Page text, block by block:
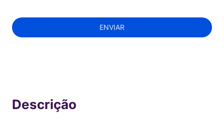
ENVIAR